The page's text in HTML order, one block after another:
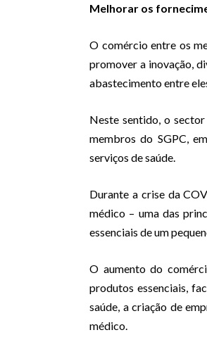
Melhorar os
O comércio entre os
promover a inovação,
abastecimento entre
Neste sentido, o
membros do SGPC,
serviços de saúde.
Durante a crise da
médico – uma das
essenciais de um
O aumento do
produtos essenciais,
saúde, a criação de
médico.